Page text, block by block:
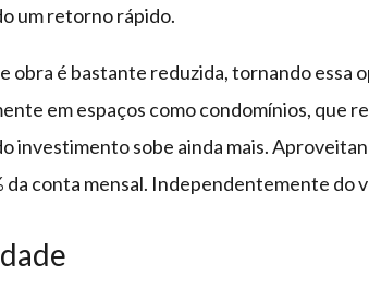
um retorno rápido.
obra é bastante reduzida, tornando essa
em espaços como condomínios, que
investimento sobe ainda mais.
da conta mensal. Independentemente do